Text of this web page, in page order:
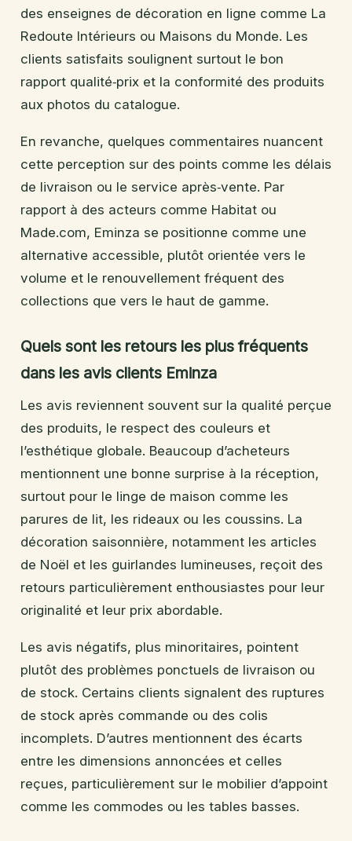
des enseignes de décoration en ligne comme La
Redoute Intérieurs ou Maisons du Monde. Les
clients satisfaits soulignent surtout le bon
rapport qualité‑prix et la conformité des produits
aux photos du catalogue.
En revanche, quelques commentaires nuancent
cette perception sur des points comme les délais
de livraison ou le service après‑vente. Par
rapport à des acteurs comme Habitat ou
Made.com, Eminza se positionne comme une
alternative accessible, plutôt orientée vers le
volume et le renouvellement fréquent des
collections que vers le haut de gamme.
Quels sont les retours les plus fréquents
dans les avis clients Eminza
Les avis reviennent souvent sur la qualité perçue
des produits, le respect des couleurs et
l’esthétique globale. Beaucoup d’acheteurs
mentionnent une bonne surprise à la réception,
surtout pour le linge de maison comme les
parures de lit, les rideaux ou les coussins. La
décoration saisonnière, notamment les articles
de Noël et les guirlandes lumineuses, reçoit des
retours particulièrement enthousiastes pour leur
originalité et leur prix abordable.
Les avis négatifs, plus minoritaires, pointent
plutôt des problèmes ponctuels de livraison ou
de stock. Certains clients signalent des ruptures
de stock après commande ou des colis
incomplets. D’autres mentionnent des écarts
entre les dimensions annoncées et celles
reçues, particulièrement sur le mobilier d’appoint
comme les commodes ou les tables basses.